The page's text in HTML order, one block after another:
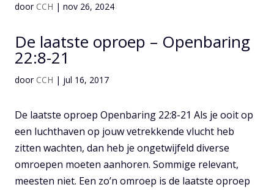
door CCH | nov 26, 2024
De laatste oproep – Openbaring
22:8-21
door CCH | jul 16, 2017
De laatste oproep Openbaring 22:8-21 Als je ooit op
een luchthaven op jouw vetrekkende vlucht heb
zitten wachten, dan heb je ongetwijfeld diverse
omroepen moeten aanhoren. Sommige relevant,
meesten niet. Een zo’n omroep is de laatste oproep